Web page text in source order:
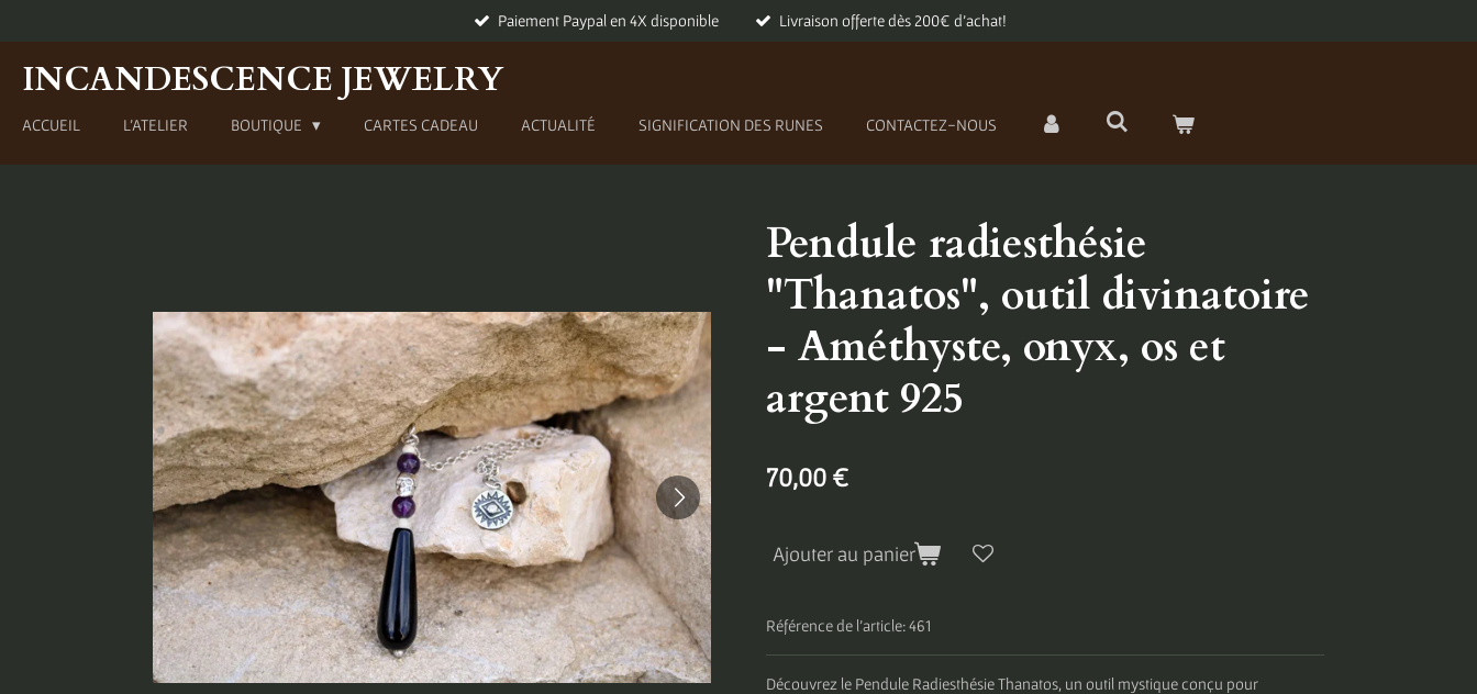
contenu
principal
Paiement Paypal en 4X disponible Livraison offerte dès 200€ d'achat!
INCANDESCENCE JEWELRY
ACCUEIL L'ATELIER BOUTIQUE CARTES CADEAU ACTUALITÉ SIGNIFICATION DES RUNES CONTACTEZ-NOUS
Pendule radiesthésie
"Thanatos", outil divinatoire
- Améthyste, onyx, os et
argent 925
70,00 €
Ajouter au panier
Référence de l'article:461
Découvrez le Pendule Radiesthésie Thanatos, un outil mystique conçu pour